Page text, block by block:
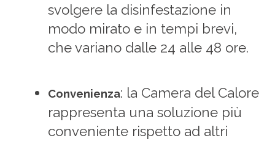
svolgere la disinfestazione in
modo mirato e in tempi brevi,
che variano dalle 24 alle 48 ore.
Convenienza: la Camera del Calore
rappresenta una soluzione più
conveniente rispetto ad altri